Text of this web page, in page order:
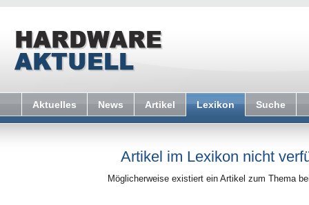
Aktuelles News Artikel Lexikon Suche
Artikel im Lexikon nicht
Möglicherweise existiert ein Artikel zum Thema